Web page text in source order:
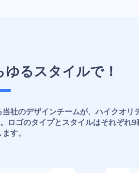
るスタイルで！
社のデザインチームが、ハイクオリ
ロゴのタイプとスタイルはそれぞれ9
す。